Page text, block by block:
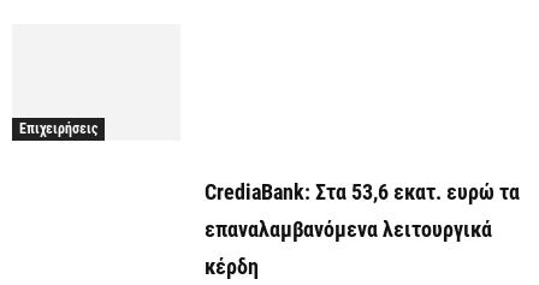
Επιχειρήσεις
CrediaBank: Στα 53,6 εκατ. ευρώ τα
επαναλαμβανόμενα λειτουργικά
κέρδη